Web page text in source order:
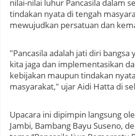
nilai-nilai luhur Pancasila dalam
tindakan nyata di tengah
mewujudkan persatuan dan
"Pancasila adalah jati diri bangsa
kita jaga dan implementasikan
kebijakan maupun tindakan
masyarakat," ujar Aidi Hatta di
Upacara ini dipimpin langsung
Jambi, Bambang Bayu Suseno,